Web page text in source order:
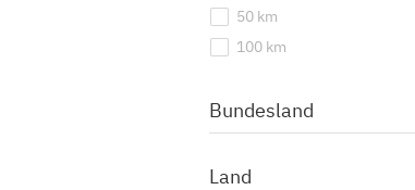
Medien
Personalmanagement
Projektmanagement
Sport
50 km
100 km
Bundesland
Land